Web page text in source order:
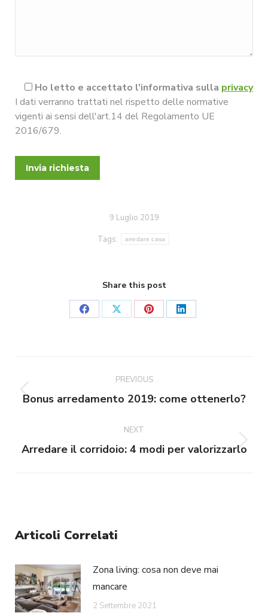
Ho letto e accettato l'informativa sulla privacy
I dati verranno trattati nel rispetto delle normative
vigenti ai sensi dell'art.14 del Regolamento UE
2016/679.
9 Luglio 2019
Tags:
arredare casa
Share this post
Share
Share
Share
Share
navigation
PREVIOUS
Previous
Bonus arredamento 2019: come ottenerlo?
NEXT
Next
Arredare il corridoio: 4 modi per valorizzarlo
Articoli Correlati
Zona living: cosa non deve mai
mancare
2 Settembre 2021